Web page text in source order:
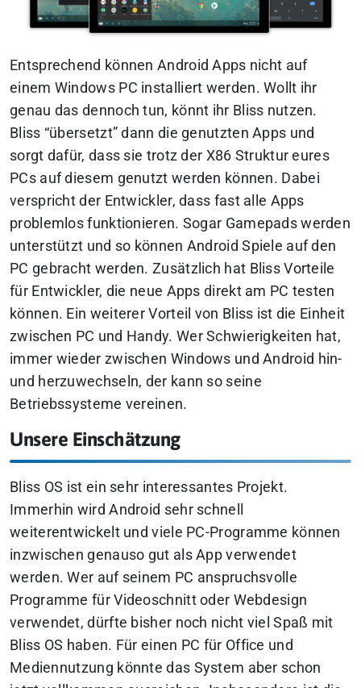
Entsprechend können Android Apps nicht auf
einem Windows PC installiert werden. Wollt ihr
genau das dennoch tun, könnt ihr Bliss nutzen.
Bliss “übersetzt” dann die genutzten Apps und
sorgt dafür, dass sie trotz der X86 Struktur eures
PCs auf diesem genutzt werden können. Dabei
verspricht der Entwickler, dass fast alle Apps
problemlos funktionieren. Sogar Gamepads werden
unterstützt und so können Android Spiele auf den
PC gebracht werden. Zusätzlich hat Bliss Vorteile
für Entwickler, die neue Apps direkt am PC testen
können. Ein weiterer Vorteil von Bliss ist die Einheit
zwischen PC und Handy. Wer Schwierigkeiten hat,
immer wieder zwischen Windows und Android hin-
und herzuwechseln, der kann so seine
Betriebssysteme vereinen.
Unsere Einschätzung
Bliss OS ist ein sehr interessantes Projekt.
Immerhin wird Android sehr schnell
weiterentwickelt und viele PC-Programme können
inzwischen genauso gut als App verwendet
werden. Wer auf seinem PC anspruchsvolle
Programme für Videoschnitt oder Webdesign
verwendet, dürfte bisher noch nicht viel Spaß mit
Bliss OS haben. Für einen PC für Office und
Mediennutzung könnte das System aber schon